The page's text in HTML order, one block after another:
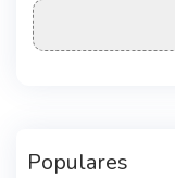
Populares